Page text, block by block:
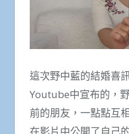
這次野中藍的結婚喜
Youtube中宣布的，
前的朋友，一點點互